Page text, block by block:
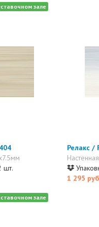
зале
шт.
Релакс /
1 295
зале